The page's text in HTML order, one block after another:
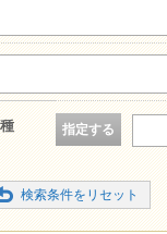
指定する